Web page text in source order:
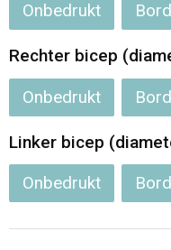
Onbedrukt
Rechter bicep
Onbedrukt
Linker bicep
Onbedrukt